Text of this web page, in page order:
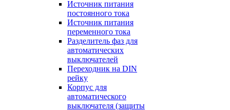
Источник питания
постоянного тока
Источник питания
переменного тока
Разделитель фаз для
автоматических
выключателей
Переходник на DIN
рейку
Корпус для
автоматического
выключателя (защиты